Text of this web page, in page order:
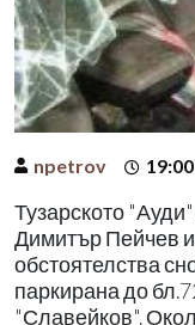
npetrov
Тузарското
Димитър Пейчев
обстоятелства
паркирана до
"Славейков".